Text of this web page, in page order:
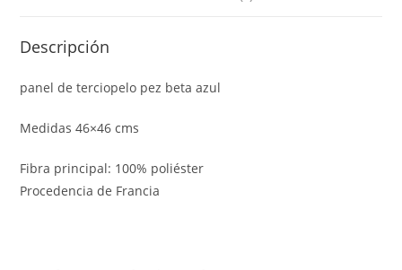
Descripción
panel de terciopelo pez beta azul
Medidas 46×46 cms
Fibra principal: 100% poliéster
Procedencia de Francia